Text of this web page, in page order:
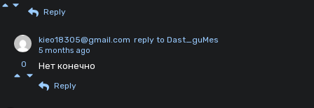
Reply
0
kieo18305@gmail.com reply to Dast_guMes
5 months ago
Нет конечно
Reply